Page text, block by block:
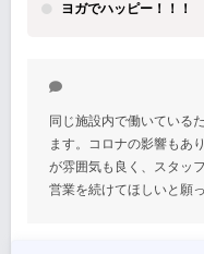
ヨガでハッピー！！！
同じ施設内で働いている
ます。コロナの影響もあ
が雰囲気も良く、スタッ
営業を続けてほしいと願